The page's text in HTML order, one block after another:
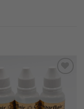
wishlist